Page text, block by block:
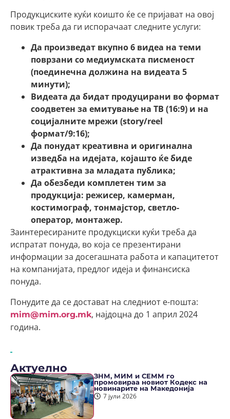
Продукциските куќи коишто ќе се пријават на овој
повик треба да ги испорачаат следните услуги:
Да произведат вкупно 6 видеа на теми
поврзани со медиумската писменост
(поединечна должина на видеата 5
минути);
Видеата да бидат продуцирани во формат
соодветен за емитување на ТВ (16:9) и на
социјалните мрежи (story/reel
формат/9:16);
Да понудат креативна и оригинална
изведба на идејата, којашто ќе биде
атрактивна за младата публика;
Да обезбеди комплетен тим за
продукција: режисер, камерман,
костимограф, тонмајстор, светло-
оператор, монтажер.
Заинтересираните продукциски куќи треба да
испратат понуда, во која се презентирани
информации за досегашната работа и капацитетот
на компанијата, предлог идеја и финансиска
понуда.
Понудите да се достават на следниот е-пошта:
mim@mim.org.mk, најдоцна до 1 април 2024
година.
Актуелно
ЗНМ, МИМ и СЕММ го
промовираа новиот Кодекс на
новинарите на Македонија
7 јули 2026